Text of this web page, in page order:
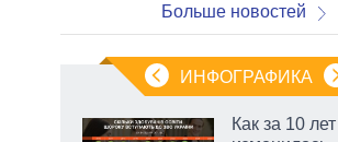
Больше новостей
ИНФОГРАФИКА
Как за 10 лет